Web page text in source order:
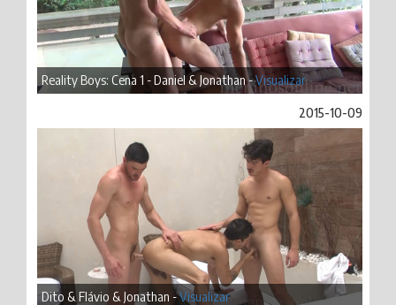
Reality Boys: Cena 1 - Daniel & Jonathan -Visualizar
2015-10-09
Dito & Flávio & Jonathan -Visualizar